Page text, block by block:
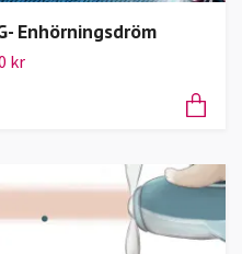
Enhörningsdröm
kr